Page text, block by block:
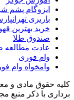
ایزوگام پشم
باربری
خرید بهترین
صندوق طلا
عادت مطالعه
وام فوری
وامخواه وام
کلیه حقوق مادی و
برداری با ذکر منبع